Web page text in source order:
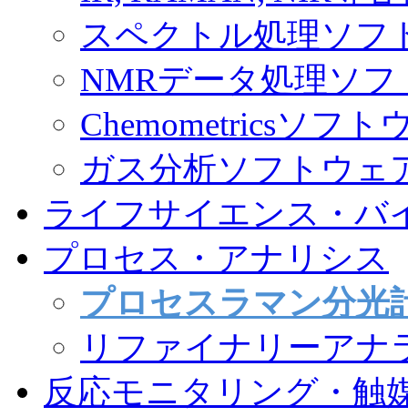
スペクトル処理ソフ
NMRデータ処理ソ
Chemometricsソフト
ガス分析ソフトウェ
ライフサイエンス・バ
プロセス・アナリシス
プロセスラマン分光
リファイナリーアナ
反応モニタリング・触